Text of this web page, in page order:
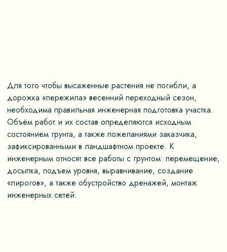
Для того чтобы высаженные растения не погибли, а
дорожка «пережила» весенний переходный сезон,
необходима правильная инженерная подготовка участка.
Объём работ и их состав определяются исходным
состоянием грунта, а также пожеланиями заказчика,
зафиксированными в ландшафтном проекте. К
инженерным относят все работы с грунтом: перемещение,
досыпка, подъем уровня, выравнивание, создание
«пирогов», а также обустройство дренажей, монтаж
инженерных сетей.